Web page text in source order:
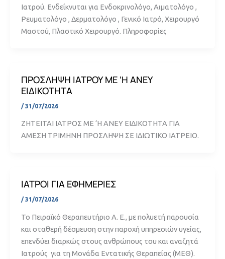
Ιατρού. Ενδείκνυται για Ενδοκρινολόγο, Αιματολόγο ,
Ρευματολόγο , Δερματολόγο , Γενικό Ιατρό, Χειρουργό
Μαστού, Πλαστικό Χειρουργό. Πληροφορίες
ΠΡΟΣΛΗΨΗ ΙΑΤΡΟΥ ΜΕ ‘Η ΑΝΕΥ
ΕΙΔΙΚΟΤΗΤΑ
/ 31/07/2026
ΖΗΤΕΙΤΑΙ ΙΑΤΡΟΣ ΜΕ ‘Η ΑΝΕΥ ΕΙΔΙΚΟΤΗΤΑ ΓΙΑ
ΑΜΕΣΗ ΤΡΙΜΗΝΗ ΠΡΟΣΛΗΨΗ ΣΕ ΙΔΙΩΤΙΚΟ ΙΑΤΡΕΙΟ.
ΙΑΤΡΟΙ ΓΙΑ ΕΦΗΜΕΡΙΕΣ
/ 31/07/2026
Το Πειραϊκό Θεραπευτήριο Α. Ε., με πολυετή παρουσία
και σταθερή δέσμευση στην παροχή υπηρεσιών υγείας,
επενδύει διαρκώς στους ανθρώπους του και αναζητά
Ιατρούς για τη Μονάδα Εντατικής Θεραπείας (ΜΕΘ).